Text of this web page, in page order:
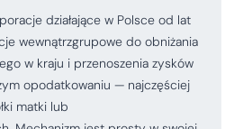
działające w Polsce od lat
wewnątrzgrupowe do obniżania
w kraju i przenoszenia zysków
opodatkowaniu — najczęściej
matki lub